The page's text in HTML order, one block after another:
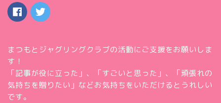
まつもとジャグリングクラブの活動にご支援をお願いしま
す！
「記事が役に立った」、「すごいと思った」、「頑張れの
気持ちを贈りたい」などお気持ちをいただけるとうれしい
です。